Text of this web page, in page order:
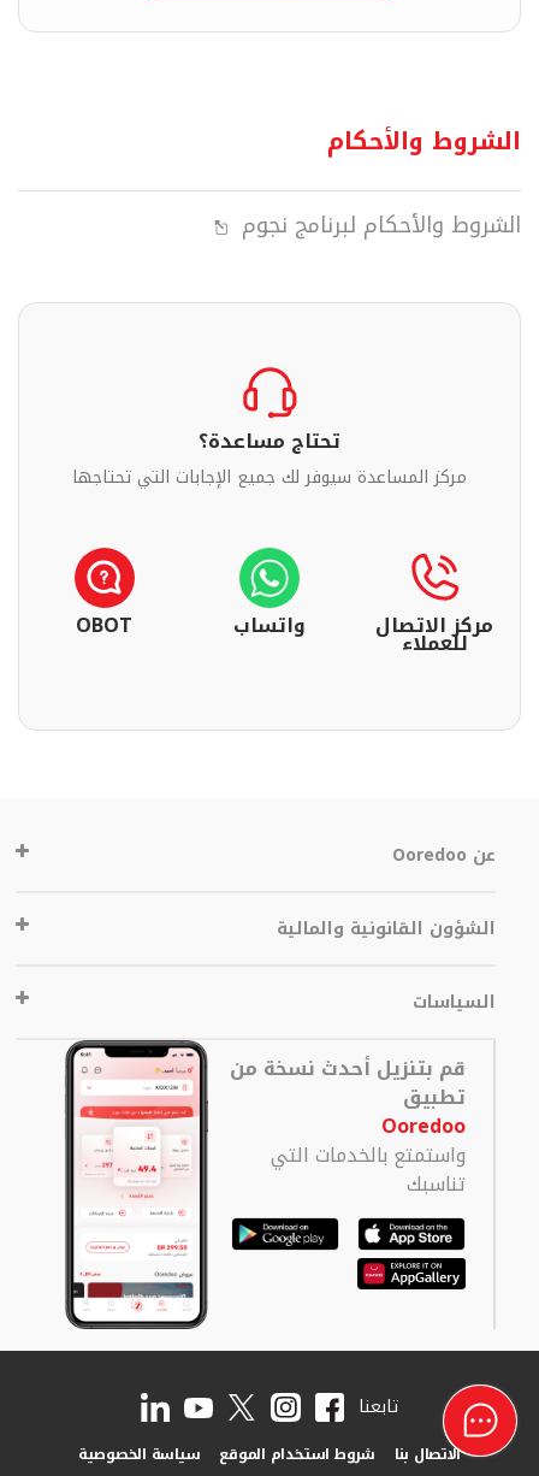
الشروط والأحكام
الشروط والأحكام لبرنامج نجوم
تحتاج مساعدة؟
مركز المساعدة سيوفر لك جميع الإجابات التي تحتاجها
مركز الاتصال
للعملاء واتساب OBOT
عن Ooredoo
الشؤون القانونية والمالية
السياسات
قم بتنزيل أحدث نسخة من
تطبيق
Ooredoo
واستمتع بالخدمات التي
تناسبك
تابعنا
الاتصال بنا شروط استخدام الموقع سياسة الخصوصية